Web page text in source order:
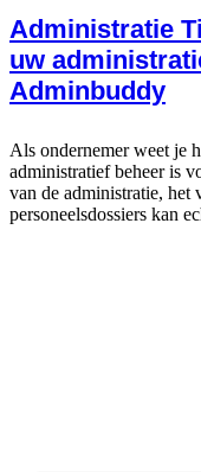
Administratie
uw
Adminbuddy
Als ondernemer weet je
administratief beheer is
van de administratie, het
personeelsdossiers kan